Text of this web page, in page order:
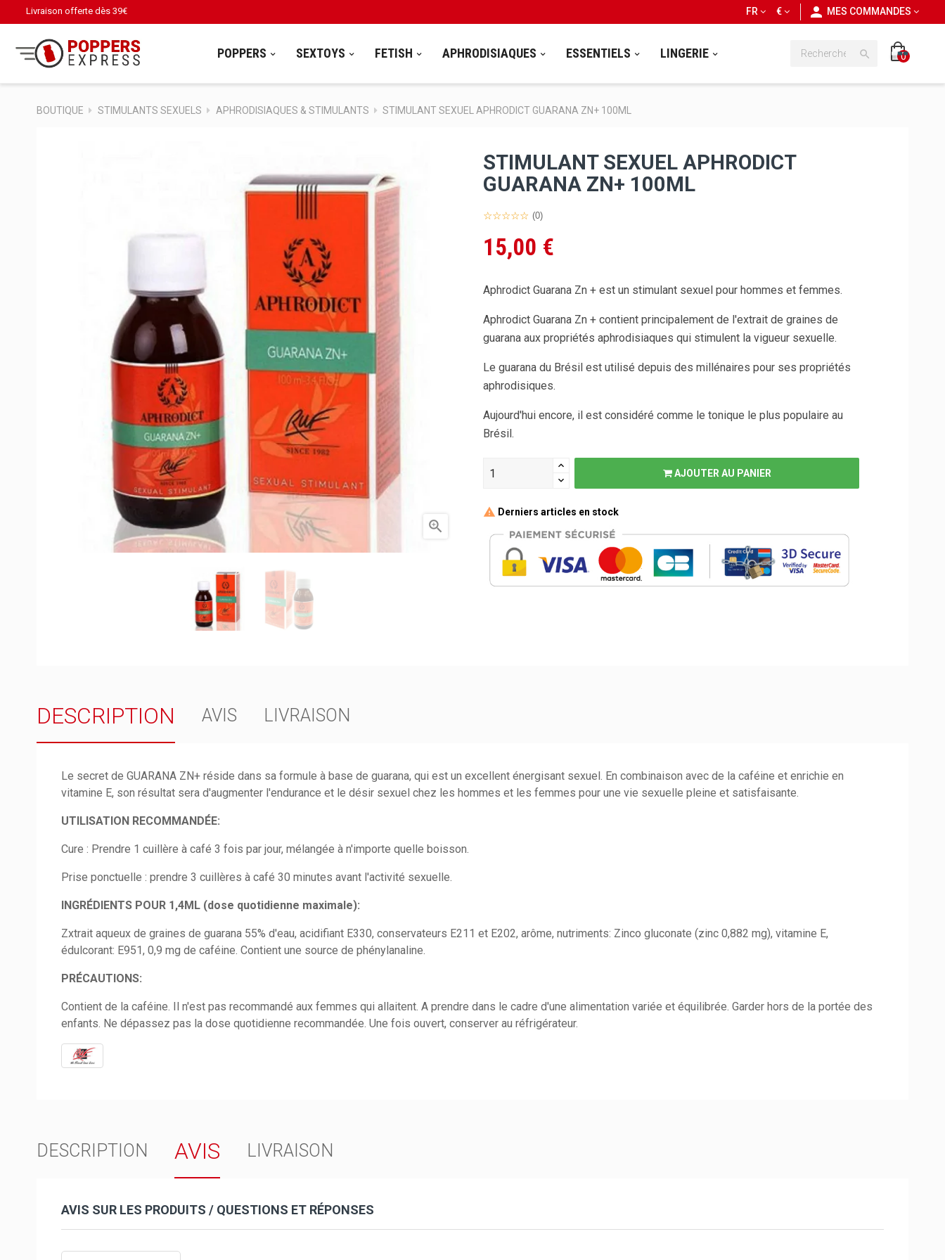
Livraison offerte dès 39€ personnMES COMMANDES
€
FR
POPPERS SEXTOYS FETISH APHRODISIAQUES ESSENTIELS LINGERIE  0
BOUTIQUE STIMULANTS SEXUELS APHRODISIAQUES & STIMULANTS STIMULANT SEXUEL APHRODICT GUARANA ZN+ 100ML

STIMULANT SEXUEL APHRODICT
GUARANA ZN+ 100ML
(0)
15,00 €
Aphrodict Guarana Zn + est un stimulant sexuel pour hommes et femmes.
Aphrodict Guarana Zn + contient principalement de l'extrait de graines de
guarana aux propriétés aphrodisiaques qui stimulent la vigueur sexuelle.
Le guarana du Brésil est utilisé depuis des millénaires pour ses propriétés
aphrodisiques.
Aujourd'hui encore, il est considéré comme le tonique le plus populaire au
Brésil.
AJOUTER AU PANIER
Derniers articles en stock
DESCRIPTION AVIS LIVRAISON
Le secret de GUARANA ZN+ réside dans sa formule à base de guarana, qui est un excellent énergisant sexuel. En combinaison avec de la caféine et enrichie en
vitamine E, son résultat sera d'augmenter l'endurance et le désir sexuel chez les hommes et les femmes pour une vie sexuelle pleine et satisfaisante.
UTILISATION RECOMMANDÉE:
Cure : Prendre 1 cuillère à café 3 fois par jour, mélangée à n'importe quelle boisson.
Prise ponctuelle : prendre 3 cuillères à café 30 minutes avant l'activité sexuelle.
INGRÉDIENTS POUR 1,4ML (dose quotidienne maximale):
Zxtrait aqueux de graines de guarana 55% d'eau, acidifiant E330, conservateurs E211 et E202, arôme, nutriments: Zinco gluconate (zinc 0,882 mg), vitamine E,
édulcorant: E951, 0,9 mg de caféine. Contient une source de phénylanaline.
PRÉCAUTIONS:
Contient de la caféine. Il n'est pas recommandé aux femmes qui allaitent. A prendre dans le cadre d'une alimentation variée et équilibrée. Garder hors de la portée des
enfants. Ne dépassez pas la dose quotidienne recommandée. Une fois ouvert, conserver au réfrigérateur.
DESCRIPTION AVIS LIVRAISON
AVIS SUR LES PRODUITS / QUESTIONS ET RÉPONSES